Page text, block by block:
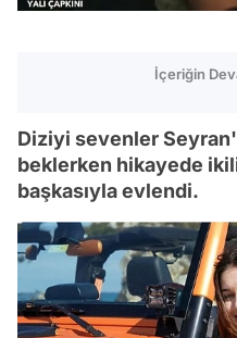
İçeriğin
Diziyi sevenler
beklerken hikayede
başkasıyla evlendi.